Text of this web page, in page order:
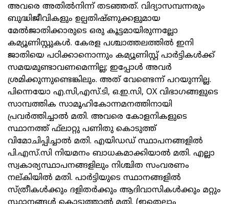
അവരെ അതില്‍നിന്ന് തടഞ്ഞത്. വിദ്യാസമ്പന്നരും
ബുദ്ധിജീവികളും ഉല്പതിഷ്ണുക്കളുമായ
മേല്‍ജാതിക്കാരുടെ ഒരു കൂട്ടമായിരുന്നല്ലോ
കമ്യൂണിസ്റ്റുകള്‍. കേരള പശ്ചാത്തലത്തില്‍ ഇനി
ജാതിയെ പഠിക്കാനൊന്നും കമ്യൂണിസ്റ്റ് പാര്‍ട്ടികള്‍ക്ക്
സമയമുണ്ടാവണമെന്നില്ല; ഇപ്പോള്‍ അവര്‍
ശ്രമിക്കുന്നുണ്ടെങ്കിലും. അത് വേണ്ടെന്ന് പറയുന്നില്ല.
പിന്നെയോ എ.സി,എസ്.ടി, ഒ.ഇ.സി, OX വിഭാഗങ്ങളുടെ
സാമ്പത്തിക സാമൂഹികോന്നമനത്തിനായി
പ്രവര്‍ത്തിച്ചാല്‍ മതി. അവരെ കോളനികളുടെ
സ്ഥാനത്ത് ഫ്‌ലാറ്റു പണിതു കൊടുത്ത്
വിമോചിപ്പിച്ചാല്‍ മതി. എയിഡഡ് സ്ഥാപനങ്ങളില്‍
പി.എസ്.സി നിയമനം ബാധകമാക്കിയാല്‍ മതി. എല്ലാ
സ്വകാര്യസ്ഥാപനങ്ങളിലും നിശ്ചിത സംവരണം
നല്കിയില്‍ മതി. പാര്‍ട്ടിയുടെ സ്ഥാനങ്ങളില്‍
സ്ത്രീകള്‍ക്കും ദളിതര്‍ക്കും ആദിവാസികള്‍ക്കും മറ്റും